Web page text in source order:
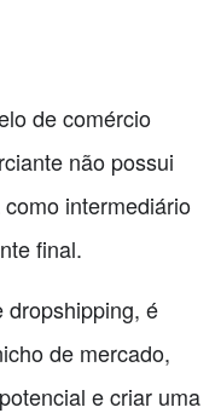
de comércio
não possui
intermediário
final.
dropshipping, é
de mercado,
e criar uma